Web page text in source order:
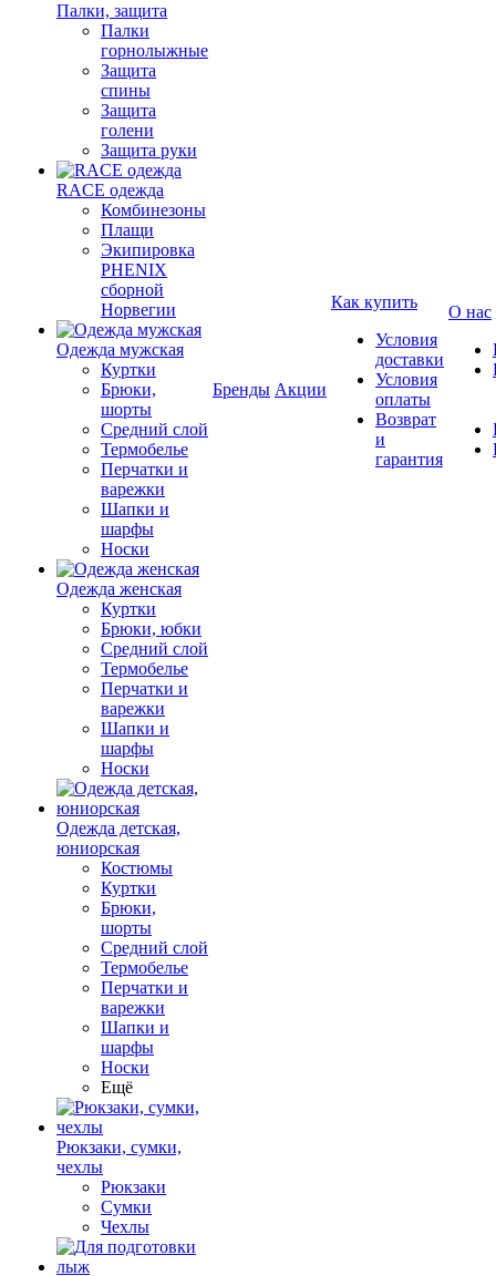
Палки, защита
Палки
горнолыжные
Защита
спины
Защита
голени
Защита руки
RACE одежда
Комбинезоны
Плащи
Экипировка
PHENIX
сборной
Норвегии
Одежда мужская
Куртки
Брюки,
шорты
Средний слой
Термобелье
Перчатки и
варежки
Шапки и
шарфы
Носки
Одежда женская
Куртки
Брюки, юбки
Средний слой
Термобелье
Перчатки и
варежки
Шапки и
шарфы
Носки
Одежда детская,
юниорская
Костюмы
Куртки
Брюки,
шорты
Средний слой
Термобелье
Перчатки и
варежки
Шапки и
шарфы
Носки
Ещё
Рюкзаки, сумки,
чехлы
Рюкзаки
Сумки
Чехлы
Бренды Акции
Как купить
Условия
доставки
Условия
оплаты
Возврат
и
гарантия
О нас